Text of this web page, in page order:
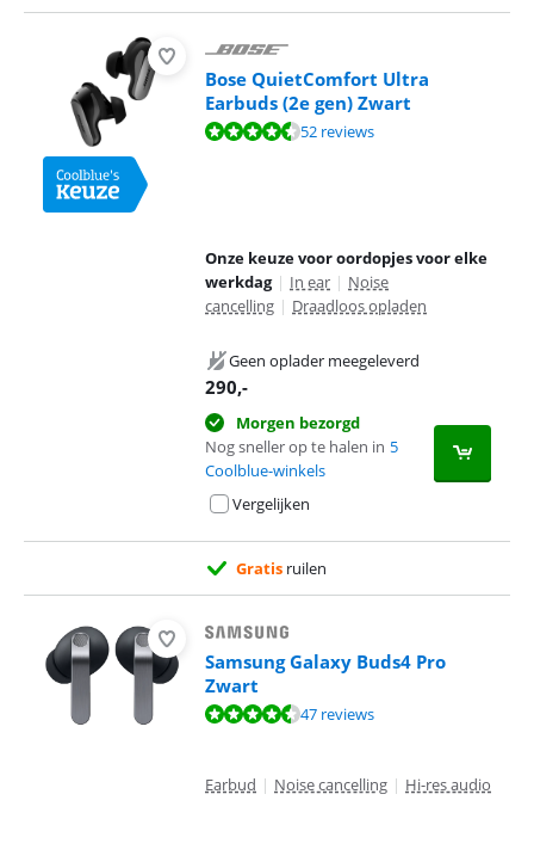
Bose QuietComfort Ultra
Earbuds (2e gen) Zwart
Beoordeling is 9,0 van de 10, gebaseerd op 52 reviews.
52 reviews
Onze keuze voor oordopjes voor elke
werkdag | In ear | Noise
cancelling | Draadloos opladen
Geen oplader meegeleverd
290,-
Morgen bezorgd
Nog sneller op te halen in 5
Coolblue-winkels
Vergelijken
Gratis ruilen
Samsung Galaxy Buds4 Pro
Zwart
Beoordeling is 9,4 van de 10, gebaseerd op 47 reviews.
47 reviews
Earbud | Noise cancelling | Hi-res audio